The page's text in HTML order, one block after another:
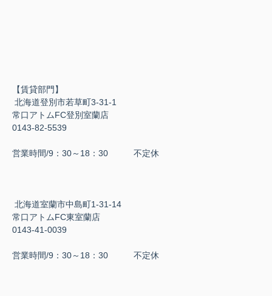
【賃貸部門】
北海道登別市若草町3-31-1
常口アトムFC登別室蘭店
0143-82-5539
営業時間/9：30～18：30 不定休
北海道室蘭市中島町1-31-14
常口アトムFC東室蘭店
0143-41-0039
営業時間/9：30～18：30 不定休